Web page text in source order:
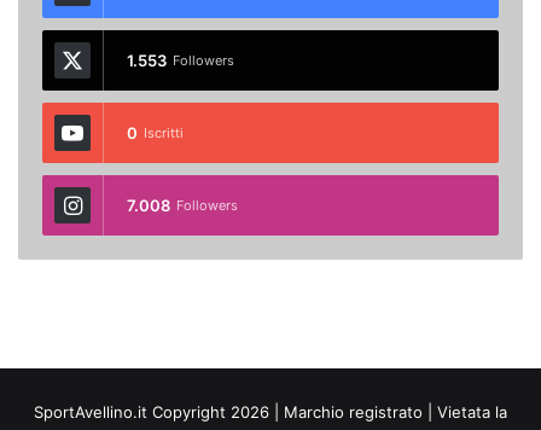
1.553 Followers
0 Iscritti
7.008 Followers
SportAvellino.it Copyright 2026 | Marchio registrato | Vietata la